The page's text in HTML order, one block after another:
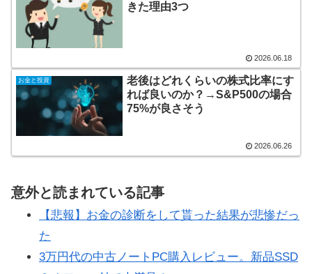
きた理由3つ
2026.06.18
お金と投資
老後はどれくらいの株式比率にす
れば良いのか？→S&P500の場合
75%が良さそう
2026.06.26
意外と読まれている記事
【悲報】お金の診断をして貰った結果が悲惨だっ
た
3万円代の中古ノートPC購入レビュー。新品SSD